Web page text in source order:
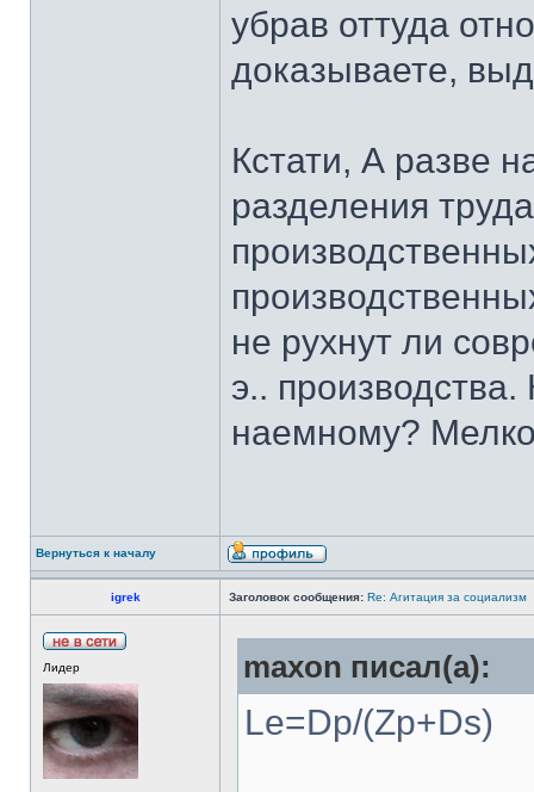
убрав оттуда
доказываете,
Кстати, А разве
разделения
не рухнут ли
э..
наемному?
Вернуться к началу
igrek Заголовок сообщения: Re: Агитация за социализм
Лидер maxon писал(а):
Le=Dp/(Zp+Ds)